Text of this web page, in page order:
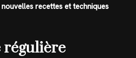
recettes et techniques